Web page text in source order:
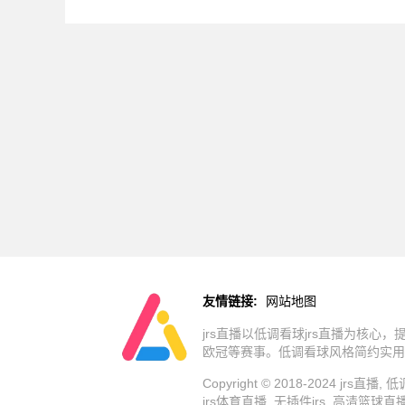
友情链接: 网站地图
jrs直播以低调看球jrs直播为核心，
欧冠等赛事。低调看球风格简约实
Copyright © 2018-2024 jrs直播, 低
jrs体育直播, 无插件jrs, 高清篮球直